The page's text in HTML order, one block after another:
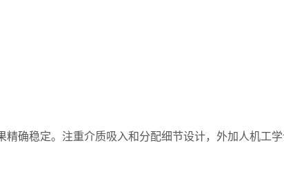
精确稳定。注重介质吸入和分配细节设计，外加人机工